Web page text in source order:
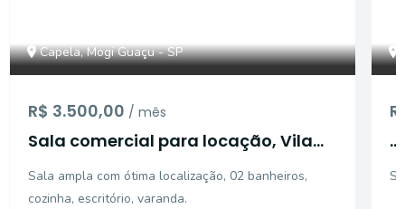
Capela, Mogi Guaçu - SP
R$ 3.500,00 / mês
Sala comercial para locação, Vila
Sala ampla com ótima localização, 02 banheiros,
cozinha, escritório, varanda.
...